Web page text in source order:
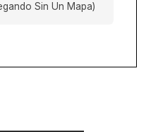
Sin Un Mapa)